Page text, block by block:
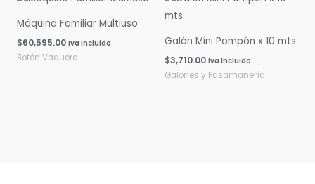
Máquina Familiar Multiuso
$60,595.00 Iva Incluido
Botón Vaquero
Galón Mini Pompón x 10 mts
$3,710.00 Iva Incluido
Galones y Pasamanería